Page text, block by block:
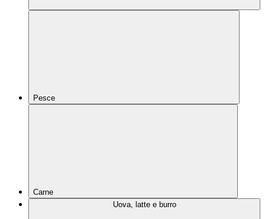
Pesce
Carne
Uova, latte e burro